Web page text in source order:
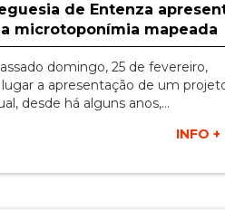
de Entenza
microtoponímia mapeada
domingo, 25 de fevereiro,
a apresentação de um
desde há alguns anos,…
INFO +